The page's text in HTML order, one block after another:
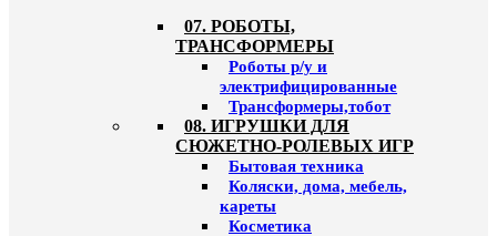
07. РОБОТЫ,
ТРАНСФОРМЕРЫ
Роботы р/у и
электрифицированные
Трансформеры,тобот
08. ИГРУШКИ ДЛЯ
СЮЖЕТНО-РОЛЕВЫХ ИГР
Бытовая техника
Коляски, дома, мебель,
кареты
Косметика